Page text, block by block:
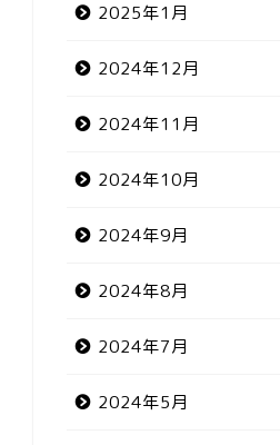
2025年1月
2024年12月
2024年11月
2024年10月
2024年9月
2024年8月
2024年7月
2024年5月